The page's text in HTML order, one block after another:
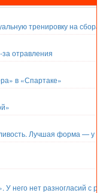
тренировку на
отравления
в «Спартаке»
Лучшая форма — у
него нет разногласий с